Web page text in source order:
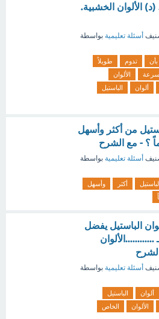
(د) الألوان الخشبية.
أسئلة تعليمية بواسطة
بأن تدوم
طويلاً
الألوان
ألوان
الباستيل
من أكثر وأسهل
؟ - مع الشرح
أسئلة تعليمية بواسطة
أكثر
وأسهل
الباستيل يفضل
أسئلة تعليمية بواسطة
ألوان
الباستيل
الألوان الخاص